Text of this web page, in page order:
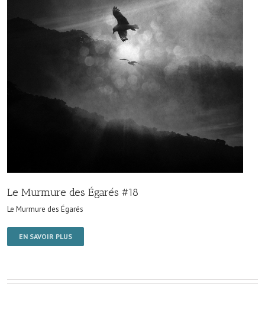
Le Murmure des Égarés #18
Le Murmure des Égarés
EN SAVOIR PLUS